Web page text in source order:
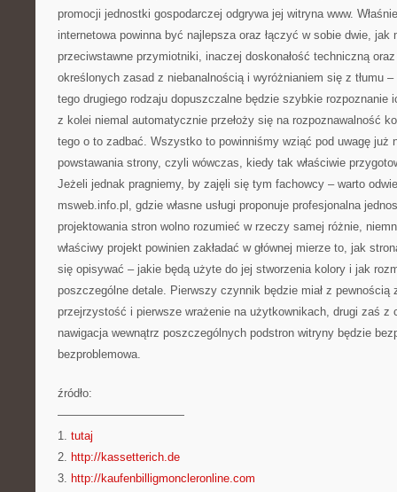
promocji jednostki gospodarczej odgrywa jej witryna www.
internetowa powinna być najlepsza oraz łączyć w sobie dwie, jak
przeciwstawne przymiotniki, inaczej doskonałość techniczną
określonych zasad z niebanalnością i wyróżnianiem się z tłumu
tego drugiego rodzaju dopuszczalne będzie szybkie rozpoznanie
z kolei niemal automatycznie przełoży się na rozpoznawalność
tego o to zadbać. Wszystko to powinniśmy wziąć pod uwagę już
powstawania strony, czyli wówczas, kiedy tak właściwie
Jeżeli jednak pragniemy, by zajęli się tym fachowcy – warto
msweb.info.pl, gdzie własne usługi proponuje profesjonalna
projektowania stron wolno rozumieć w rzeczy samej różnie,
właściwy projekt powinien zakładać w głównej mierze to, jak
się opisywać – jakie będą użyte do jej stworzenia kolory i jak
poszczególne detale. Pierwszy czynnik będzie miał z pewnością
przejrzystość i pierwsze wrażenie na użytkownikach, drugi zaś z
nawigacja wewnątrz poszczególnych podstron witryny będzie
bezproblemowa.
źródło:
———————————
1. tutaj
2. http://kassetterich.de
3. http://kaufenbilligmoncleronline.com